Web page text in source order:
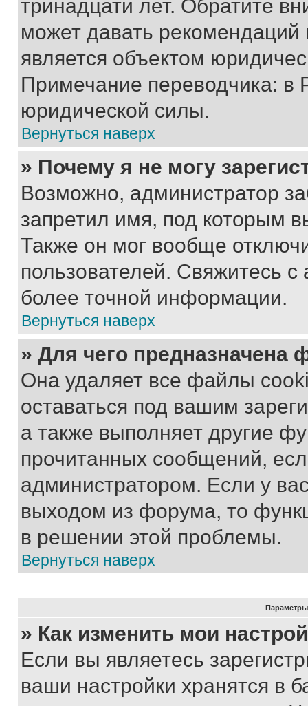
тринадцати лет. Обратите
может давать
является объектом
Примечание переводчика: в
юридической силы.
Вернуться наверх
» Почему я не могу
Возможно, администратор
запретил имя, под которым
Также он мог вообще
пользователей. Свяжитесь
более точной информации.
Вернуться наверх
» Для чего предназначена
Она удаляет все файлы
оставаться под вашим
а также выполняет другие
прочитанных сообщений,
администратором. Если у
выходом из форума, то
в решении этой проблемы.
Вернуться наверх
Параметры
» Как изменить мои
Если вы являетесь
ваши настройки хранятся в